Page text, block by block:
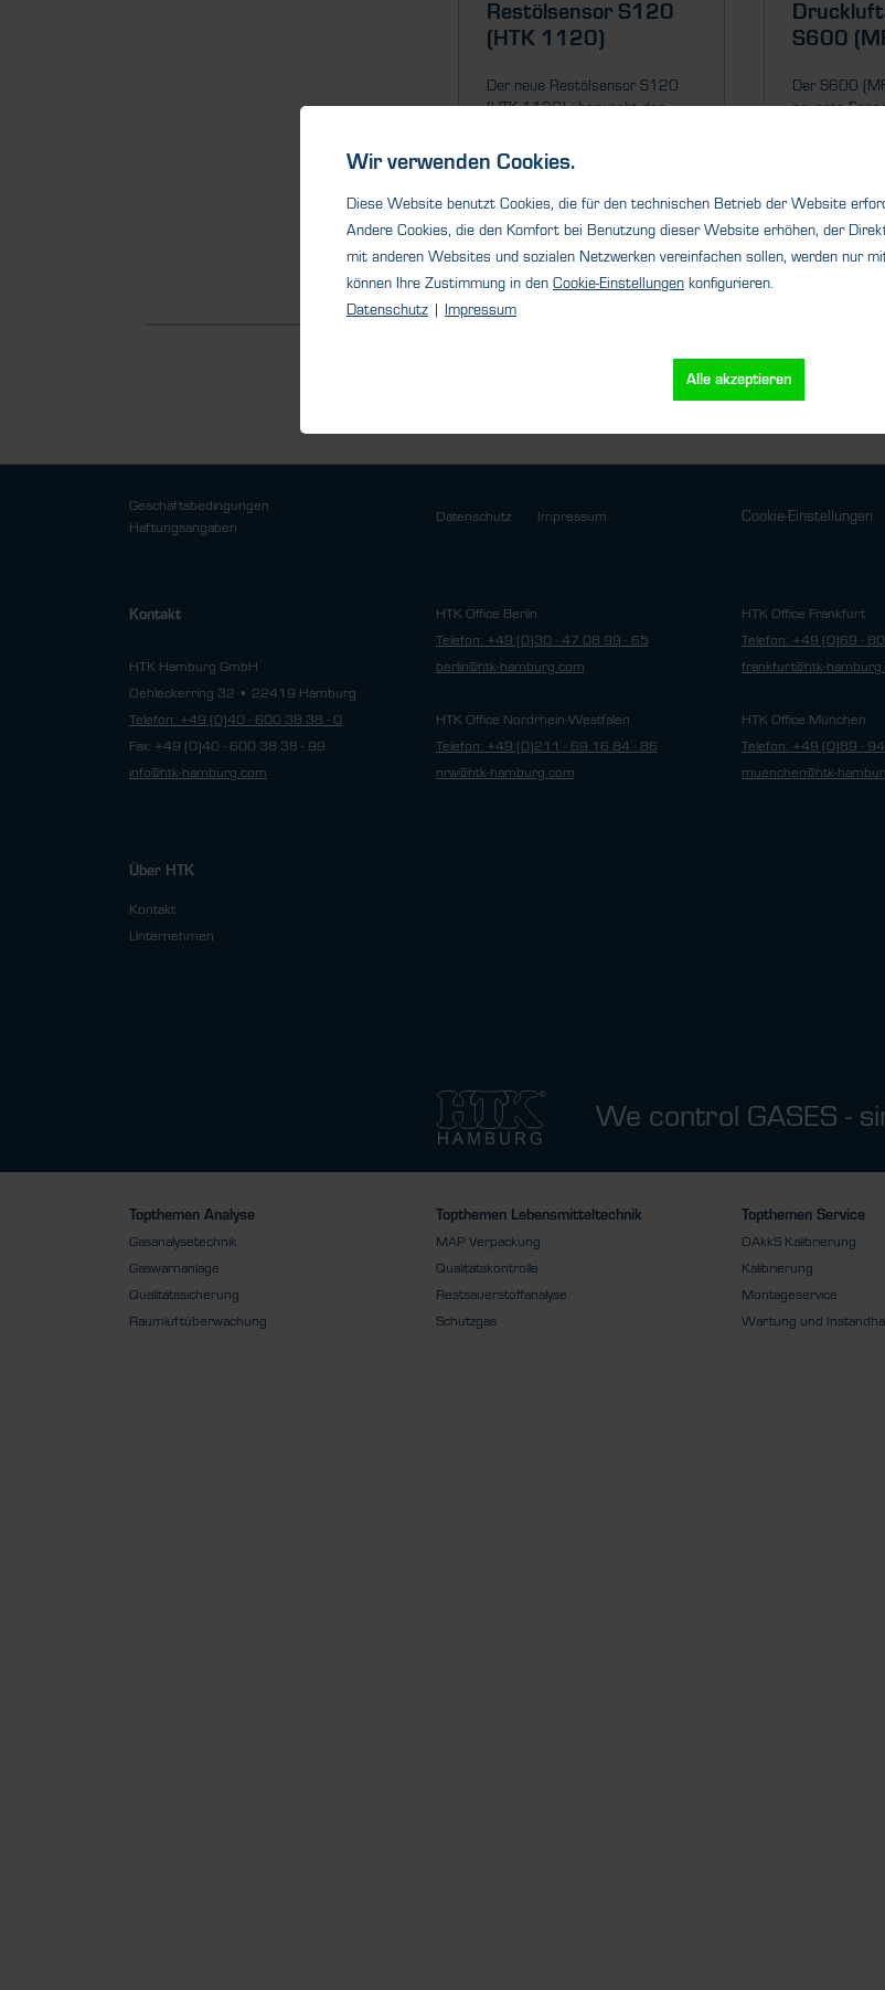
Restölsensor S120
(HTK 1120)
Der neue Restölsensor S120
(HTK 1120) überwacht den
Details
S600
Der S600
neueste
Geschäftsbedingungen
Haftungsangaben
Datenschutz Impressum Cookie-Einstellungen
Kontakt
HTK Hamburg GmbH
Oehleckerring 32 • 22419 Hamburg
Telefon: +49 (0)40 - 600 38 38 - 0
Fax: +49 (0)40 - 600 38 38 - 99
info@htk-hamburg.com
HTK Office Berlin
Telefon: +49 (0)30 - 47 08 99 - 65
berlin@htk-hamburg.com
HTK Office Nordrhein-Westfalen
Telefon: +49 (0)211 - 69 16 84 - 86
nrw@htk-hamburg.com
HTK Office Frankfurt
Telefon: +49 (0)69 -
frankfurt@htk-
HTK Office München
Telefon: +49 (0)89 -
muenchen@htk-
Über HTK
Kontakt
Unternehmen
We control GASES -
Topthemen Analyse
Gasanalysetechnik
Gaswarnanlage
Qualitätssicherung
Raumluftüberwachung
Topthemen Lebensmitteltechnik
MAP Verpackung
Qualitätskontrolle
Restsauerstoffanalyse
Schutzgas
Topthemen Service
DAkkS Kalibrierung
Kalibrierung
Montageservice
Wartung und
Wir verwenden Cookies.
Diese Website benutzt Cookies, die für den technischen Betrieb der Website
Andere Cookies, die den Komfort bei Benutzung dieser Website erhöhen, der
mit anderen Websites und sozialen Netzwerken vereinfachen sollen, werden nur
können Ihre Zustimmung in den Cookie-Einstellungen konfigurieren.
Datenschutz | Impressum
Alle akzeptieren